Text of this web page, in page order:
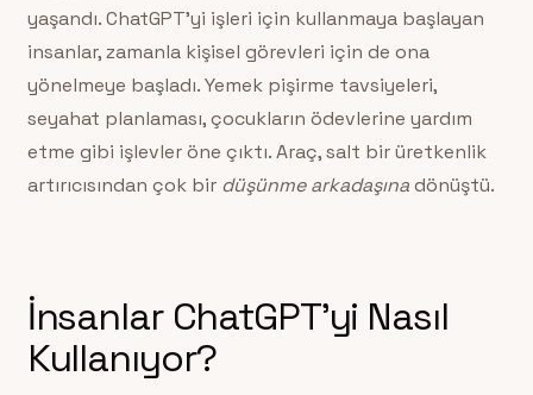
yaşandı. ChatGPT’yi işleri için kullanmaya başlayan
insanlar, zamanla kişisel görevleri için de ona
yönelmeye başladı. Yemek pişirme tavsiyeleri,
seyahat planlaması, çocukların ödevlerine yardım
etme gibi işlevler öne çıktı. Araç, salt bir üretkenlik
artırıcısından çok bir düşünme arkadaşınadönüştü.
İnsanlar ChatGPT’yi Nasıl
Kullanıyor?